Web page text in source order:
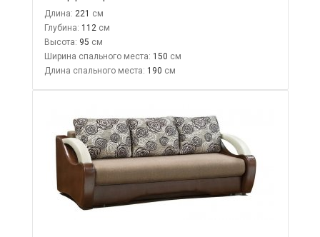
Длина: 221
Глубина: 112
Высота: 95
Ширина спального места: 150
Длина спального места: 190